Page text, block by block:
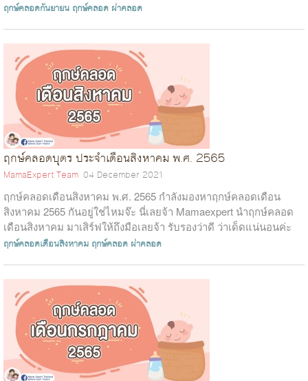
เพราะเราได้คัด...
ฤกษ์คลอดกันยายน ฤกษ์คลอด ผ่าคลอด
ฤกษ์คลอดบุตร ประจำเดือนสิงหาคม พ.ศ. 2565
MamaExpert Team 04 December 2021
ฤกษ์คลอดเดือนสิงหาคม พ.ศ. 2565 กำลังมองหาฤกษ์คลอดเดือน
สิงหาคม 2565 กันอยู่ใช่ไหมจ๊ะ นี่เลยจ้า Mamaexpert นำฤกษ์คลอด
เดือนสิงหาคม มาเสิร์ฟให้ถึงมือเลยจ้า รับรองว่าดี ว่าเด็ดแน่นอนค่ะ
อย่าได้รอช้า...
ฤกษ์คลอดเดือนสิงหาคม ฤกษ์คลอด ผ่าคลอด